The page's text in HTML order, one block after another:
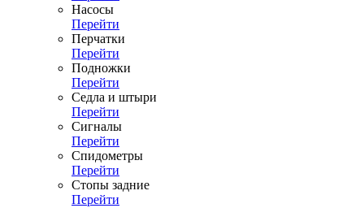
Насосы
Перейти
Перчатки
Перейти
Подножки
Перейти
Седла и штыри
Перейти
Сигналы
Перейти
Спидометры
Перейти
Стопы задние
Перейти